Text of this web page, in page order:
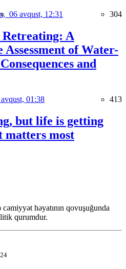
06 avqust, 12:31 304
Retreating: A
Assessment of Water-
and
01:38 413
but life is getting
matters most
həyatının qovuşuğunda
qurumdur.